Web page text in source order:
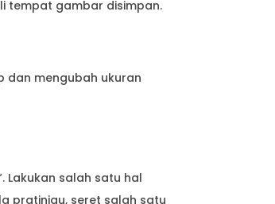
tempat gambar disimpan.
dan mengubah ukuran
Lakukan salah satu hal
pratinjau, seret salah satu